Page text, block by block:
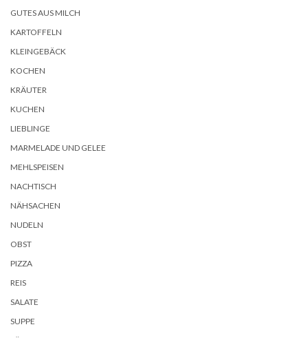
GUTES AUS MILCH
KARTOFFELN
KLEINGEBÄCK
KOCHEN
KRÄUTER
KUCHEN
LIEBLINGE
MARMELADE UND GELEE
MEHLSPEISEN
NACHTISCH
NÄHSACHEN
NUDELN
OBST
PIZZA
REIS
SALATE
SUPPE